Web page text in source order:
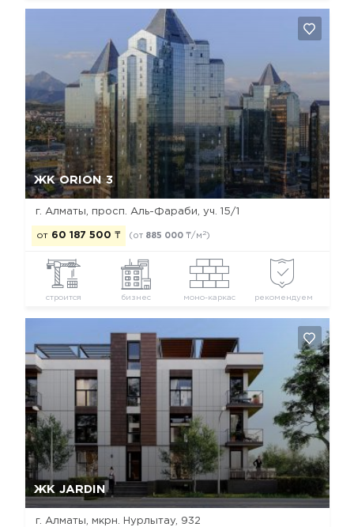
ЖК ORION 3
г. Алматы, просп. Аль-Фараби, уч. 15/1
от 60 187 500 ₸ (от 885 000 ₸/м 2)
строится бизнес моно-каркас рекомендуем
Отмена
ЖК JARDIN
г. Алматы, мкрн. Нурлытау, 932
Да, удалить Отмена